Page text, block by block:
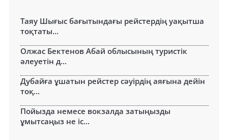
Таяу Шығыс бағытындағы рейстердің уақытша
тоқтаты...
Олжас Бектенов Абай облысының туристік
әлеуетін д...
Дубайға ұшатын рейстер сәуірдің аяғына дейін
тоқ...
Пойызда немесе вокзалда затыңызды
ұмытсаңыз не іс...